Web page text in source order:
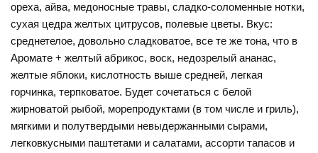
ореха, айва, медоносные травы, сладко-соломенные нотки,
сухая цедра желтых цитрусов, полевые цветы. Вкус:
среднетелое, довольно сладковатое, все те же тона, что в
Аромате + желтый абрикос, воск, недозрелый ананас,
желтые яблоки, кислотность выше средней, легкая
горчинка, терпковатое. Будет сочетаться с белой
жирноватой рыбой, морепродуктами (в том числе и гриль),
мягкими и полутвердыми невыдержанными сырами,
легковкусными паштетами и салатами, ассорти тапасов и